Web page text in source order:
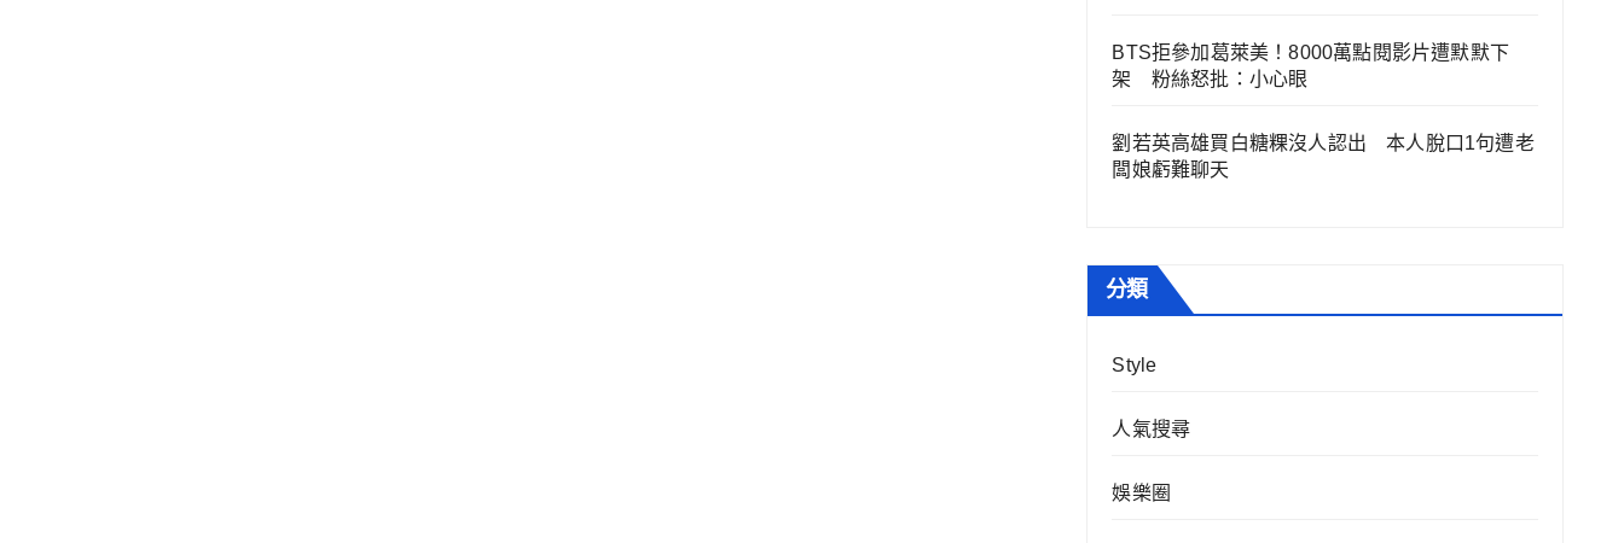
BTS拒參加葛萊美！8000萬點閱影片遭默默下
架 粉絲怒批：小心眼
劉若英高雄買白糖粿沒人認出 本人脫口1句遭老
闆娘虧難聊天
分類
Style
人氣搜尋
娛樂圈